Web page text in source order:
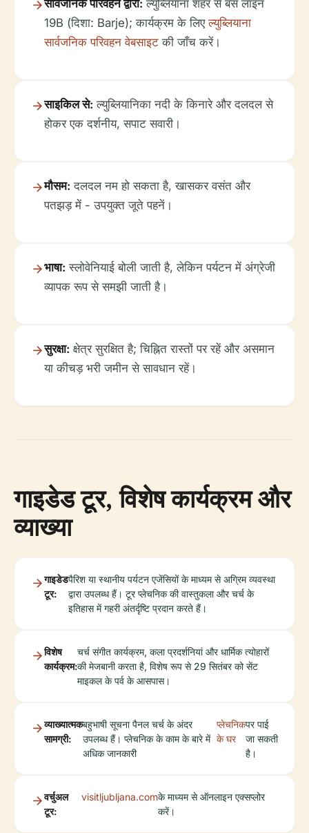
सार्वजनिक परिवहन द्वारा: ल्युब्लियाना शहर से बस लाइन
19B (दिशा: Barje); कार्यक्रम के लिएल्युब्लियाना
सार्वजनिक परिवहन वेबसाइट की जाँच करें।
साइकिल से: ल्युब्लियानिका नदी के किनारे और दलदल से
होकर एक दर्शनीय, सपाट सवारी।
मौसम: दलदल नम हो सकता है, खासकर वसंत और
पतझड़ में - उपयुक्त जूते पहनें।
भाषा: स्लोवेनियाई बोली जाती है, लेकिन पर्यटन में अंग्रेजी
व्यापक रूप से समझी जाती है।
सुरक्षा: क्षेत्र सुरक्षित है; चिह्नित रास्तों पर रहें और असमान
या कीचड़ भरी जमीन से सावधान रहें।
गाइडेड टूर, विशेष कार्यक्रम और
व्याख्या
गाइडेड
टूर:
पैरिश या स्थानीय पर्यटन एजेंसियों के माध्यम से अग्रिम व्यवस्था
द्वारा उपलब्ध हैं। टूर प्लेचनिक की वास्तुकला और चर्च के
इतिहास में गहरी अंतर्दृष्टि प्रदान करते हैं।
विशेष
कार्यक्रम:
चर्च संगीत कार्यक्रम, कला प्रदर्शनियां और धार्मिक त्योहारों
की मेजबानी करता है, विशेष रूप से 29 सितंबर को सेंट
माइकल के पर्व के आसपास।
व्याख्यात्मक
सामग्री:
बहुभाषी सूचना पैनल चर्च के अंदर
उपलब्ध हैं। प्लेचनिक के काम के बारे में
अधिक जानकारी
प्लेचनिक
के घर
पर पाई
जा सकती
है।
वर्चुअल
टूर:
visitljubljana.comके माध्यम से ऑनलाइन एक्सप्लोर
करें।